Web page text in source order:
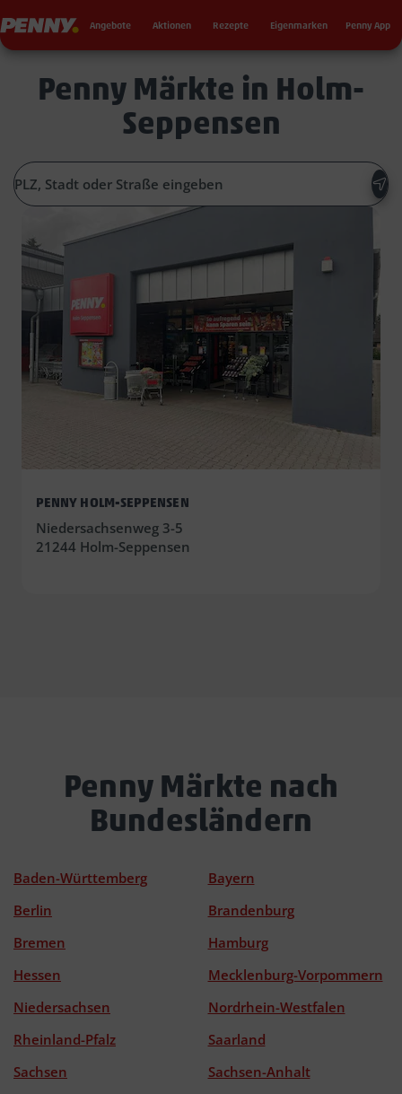
Penny Angebote Aktionen Rezepte Eigenmarken Penny App
Penny Märkte in Holm-
Seppensen
PENNY HOLM-SEPPENSEN
Niedersachsenweg 3-5
21244 Holm-Seppensen
Penny Märkte nach
Bundesländern
Baden-Württemberg
Bayern
Berlin
Brandenburg
Bremen
Hamburg
Hessen
Mecklenburg-Vorpommern
Niedersachsen
Nordrhein-Westfalen
Rheinland-Pfalz
Saarland
Sachsen
Sachsen-Anhalt